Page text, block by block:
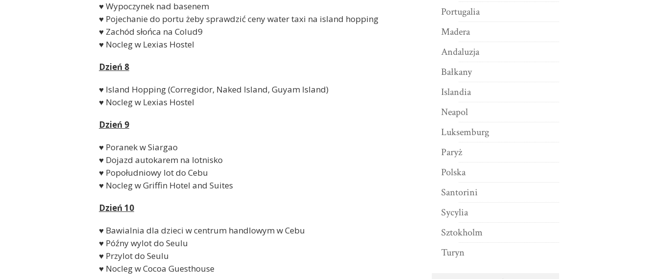
♥ Wypoczynek nad basenem
♥ Pojechanie do portu żeby sprawdzić ceny water taxi na island hopping
♥ Zachód słońca na Colud9
♥ Nocleg w Lexias Hostel
Dzień 8
♥ Island Hopping (Corregidor, Naked Island, Guyam Island)
♥ Nocleg w Lexias Hostel
Dzień 9
♥ Poranek w Siargao
♥ Dojazd autokarem na lotnisko
♥ Popołudniowy lot do Cebu
♥ Nocleg w Griffin Hotel and Suites
Dzień 10
♥ Bawialnia dla dzieci w centrum handlowym w Cebu
♥ Późny wylot do Seulu
♥ Przylot do Seulu
♥ Nocleg w Cocoa Guesthouse
Portugalia
Madera
Andaluzja
Bałkany
Islandia
Neapol
Luksemburg
Paryż
Polska
Santorini
Sycylia
Sztokholm
Turyn